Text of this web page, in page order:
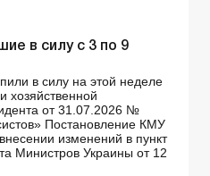
в силу с 3 по 9
в силу на этой неделе
хозяйственной
от 31.07.2026 №
Постановление КМУ
изменений в пункт
Министров Украины от 12